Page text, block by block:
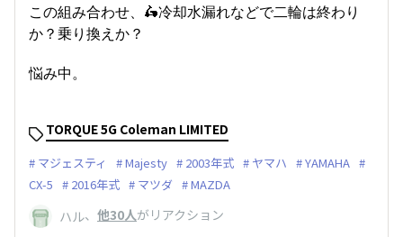
この組み合わせ、🛵冷却水漏れなどで二輪は終わり
か？乗り換えか？
悩み中。
TORQUE 5G Coleman LIMITED
マジェスティ Majesty 2003年式 ヤマハ
YAMAHA
CX-5
2016年式 マツダ MAZDA
ハル、 他30人がリアクション